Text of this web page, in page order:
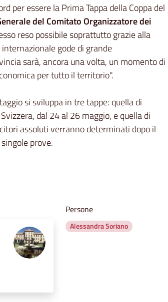
per essere la Prima Tappa della Coppa del
del Comitato Organizzatore dei
reso possibile soprattutto grazie alla
gode di grande
sarà, ancora una volta, un momento di
per tutto il territorio".
si sviluppa in tre tappe: quella di
dal 24 al 26 maggio, e quella di
assoluti verranno determinati dopo il
prove.
Persone
Alessandra Soriano